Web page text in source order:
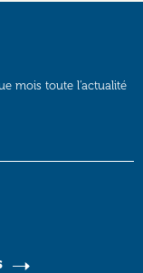
mois toute l’actualité